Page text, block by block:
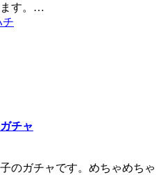
ます。…
チ
チャ
のガチャです。めちゃめちゃ